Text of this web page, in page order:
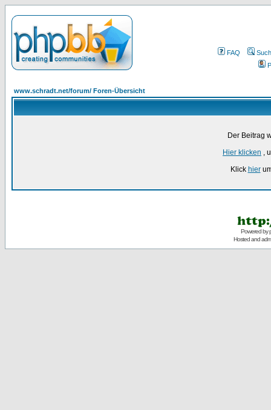
FAQ
www.schradt.net/forum/ Foren-Übersicht
Der Beitrag
Hier klicken ,
Klick hier
Powered by
Hosted and